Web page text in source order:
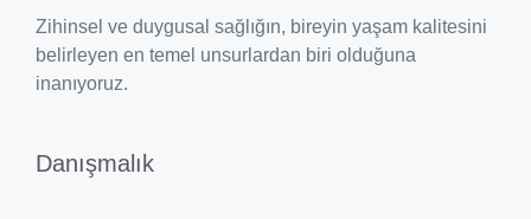
Zihinsel ve duygusal sağlığın, bireyin yaşam kalitesini
belirleyen en temel unsurlardan biri olduğuna
inanıyoruz.
Danışmalık